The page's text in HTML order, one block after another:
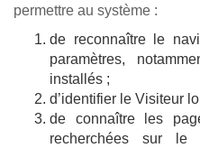
permettre au système :
de reconnaître le
paramètres,
installés ;
d’identifier le Visiteur
de connaître les
recherchées sur